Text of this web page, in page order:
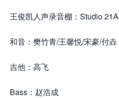
王俊凯人声录音棚：Studio 21A
和音：樊竹青/王馨悦/宋豪/付垚
吉他：高飞
Bass：赵浩成